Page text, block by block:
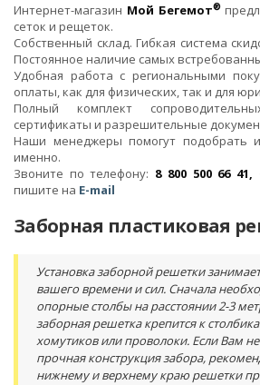
Интернет-магазин Мой Бегемот®
сеток и рещеток.
Собственный склад. Гибкая система
Постоянное наличие самых
Удобная работа с региональными
оплаты, как для физических, так и для
Полный комплект
сертификаты и разрешительные
Наши менеджеры помогут подобрать
именно.
Звоните по телефону: 8 800 500 66 41,
пишите на E-mail
Заборная пластиковая
Установка заборной решетки
вашего времени и сил. Сначала
опорные столбы на расстоянии 2-3
заборная решетка крепится к
хомутиков или проволоки. Если Вам
прочная конструкция забора,
нижнему и верхнему краю решетки